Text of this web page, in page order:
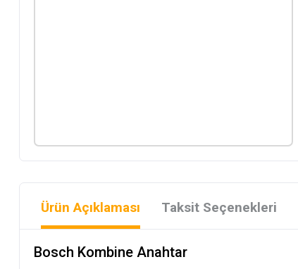
Ürün Açıklaması Taksit Seçenekleri
Bosch Kombine Anahtar